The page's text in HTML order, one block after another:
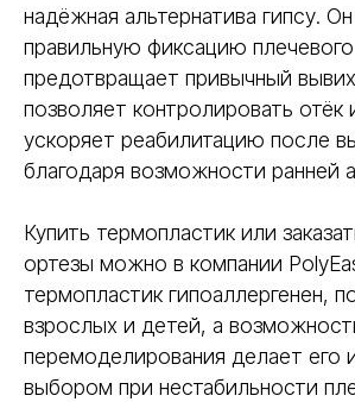
надёжная альтернатива гипсу.
правильную фиксацию плечевого
предотвращает привычный
позволяет контролировать
ускоряет реабилитацию после
благодаря возможности ранней
Купить термопластик или
ортезы можно в компании
термопластик гипоаллергенен,
взрослых и детей, а
перемоделирования делает его
выбором при нестабильности